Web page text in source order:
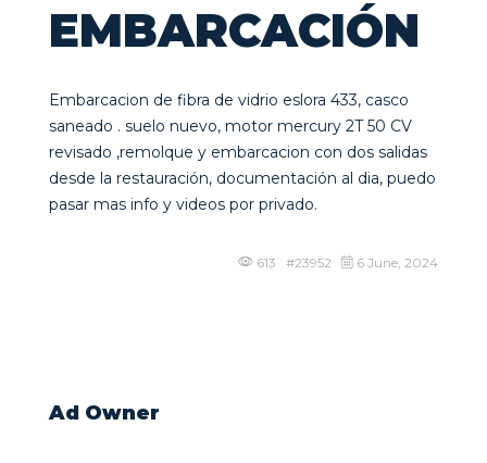
EMBARCACIÓN
Embarcacion de fibra de vidrio eslora 433, casco
saneado . suelo nuevo, motor mercury 2T 50 CV
revisado ,remolque y embarcacion con dos salidas
desde la restauración, documentación al dia, puedo
pasar mas info y videos por privado.
613 #23952 6 June, 2024
Ad Owner